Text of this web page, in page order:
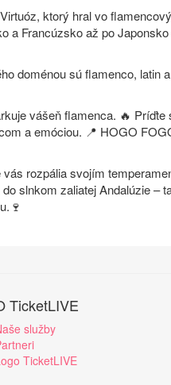
ktorý hral vo
a Francúzsko až po
doménou sú flamenco, latin
vášeň flamenca. 🔥 Príďte
a emóciou. 📍 HOGO
rozpália svojím
slnkom zaliatej Andalúzie –
TicketLIVE
služby
TicketLIVE